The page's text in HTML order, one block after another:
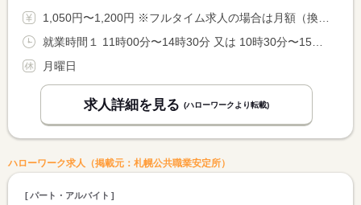
1,050円〜1,200円 ※フルタイム求人の場合は月額（換算額）、パート求人の場合は時間額を表示しています。
月曜日
求人詳細を見る (ハローワークより転載)
ハローワーク求人（掲載元：札幌公共職業安定所）
パート・アルバイト